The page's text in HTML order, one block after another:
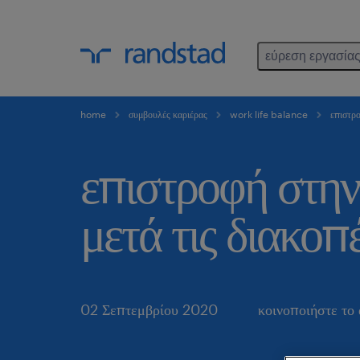
εύρεση εργασίας
home συμβουλές καριέρας work life balance
επιστροφή
μετά τις
02 Σεπτεμβρίου 2020 κοινοποιήστε